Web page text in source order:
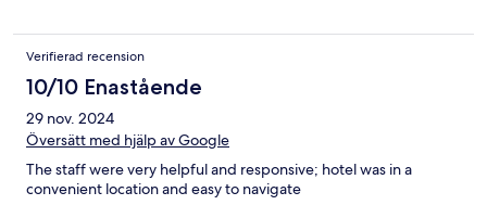
Verifierad recension
10/10 Enastående
29 nov. 2024
Översätt med hjälp av Google
The staff were very helpful and responsive; hotel was in a
convenient location and easy to navigate